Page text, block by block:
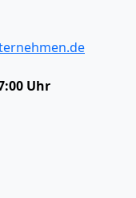
Uhr